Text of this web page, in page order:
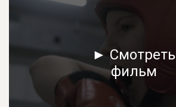
► Смотреть
фильм